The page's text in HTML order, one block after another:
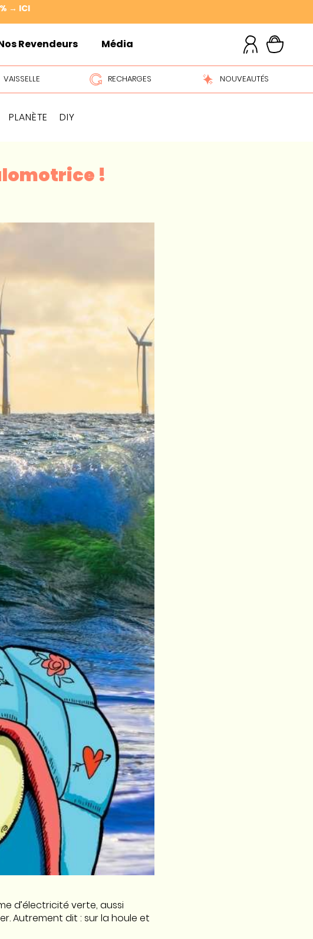
→ ICI
Revendeurs Média
VAISSELLE RECHARGES NOUVEAUTÉS
PLANÈTE DIY
!
d’électricité verte, aussi
Autrement dit : sur la houle et